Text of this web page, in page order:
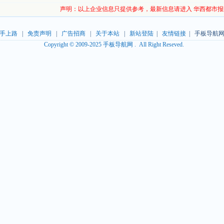
声明：以上企业信息只提供参考，最新信息请进入 华西都市报
上路| 免责声明 广告招商| 关于本站| 新站登陆| 友情链接| 手板导航
Copyright © 2009-2025 手板导航网 . All Right Reseved.